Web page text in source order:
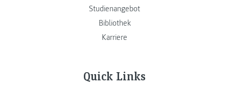
Studienangebot
Bibliothek
Karriere
Quick Links